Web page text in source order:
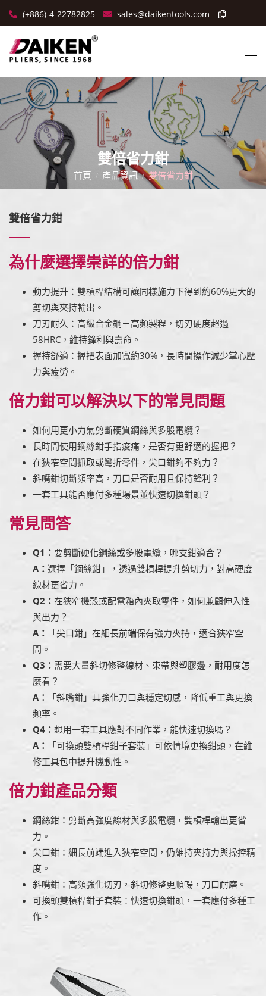
(+886)-4-22782825 sales@daikentools.com
雙倍省力鉗
首頁 產品資訊 雙倍省力鉗
雙倍省力鉗
為什麼選擇崇詳的倍力鉗
動力提升：雙槓桿結構可讓同樣施力下得到約60%更大的
剪切與夾持輸出。
刀刃耐久：高級合金鋼＋高頻製程，切刃硬度超過
58HRC，維持鋒利與壽命。
握持舒適：握把表面加寬約30%，長時間操作減少掌心壓
力與疲勞。
倍力鉗可以解決以下的常見問題
如何用更小力氣剪斷硬質鋼絲與多股電纜？
長時間使用鋼絲鉗手指痠痛，是否有更舒適的握把？
在狹窄空間抓取或彎折零件，尖口鉗夠不夠力？
斜嘴鉗切斷頻率高，刀口是否耐用且保持鋒利？
一套工具能否應付多種場景並快速切換鉗頭？
常見問答
Q1： 要剪斷硬化鋼絲或多股電纜，哪支鉗適合？
A： 選擇「鋼絲鉗」，透過雙槓桿提升剪切力，對高硬度
線材更省力。
Q2： 在狹窄機殼或配電箱內夾取零件，如何兼顧伸入性
與出力？
A：
「尖口鉗」在細長前端保有強力夾持，適合狹窄空
間。
Q3： 需要大量斜切修整線材、束帶與塑膠邊，耐用度怎
麼看？
A：
「斜嘴鉗」具強化刀口與穩定切感，降低重工與更換
頻率。
Q4： 想用一套工具應對不同作業，能快速切換嗎？
A：
「可換頭雙槓桿鉗子套裝」可依情境更換鉗頭，在維
修工具包中提升機動性。
倍力鉗產品分類
鋼絲鉗：剪斷高強度線材與多股電纜，雙槓桿輸出更省
力。
尖口鉗：細長前端進入狹窄空間，仍維持夾持力與操控精
度。
斜嘴鉗：高頻強化切刃，斜切修整更順暢，刀口耐磨。
可換頭雙槓桿鉗子套裝：快速切換鉗頭，一套應付多種工
作。